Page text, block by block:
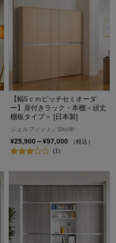
【幅5ｃｍピッチセミオーダ
ー】扉付きラック・本棚＜頑丈
棚板タイプ＞ [日本製]
シェルフィット／Shelfit
¥25,900～¥97,000
（税込）
(1)